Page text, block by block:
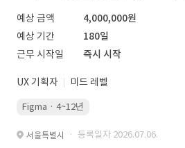
예상 금액
4,000,000원
예상 기간
180일
근무 시작일
즉시 시작
UX 기획자 미드 레벨
Figma · 4~12년
서울특별시 · 등록일자 2026.07.06.